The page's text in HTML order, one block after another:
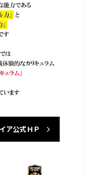
ア公式ＨＰ